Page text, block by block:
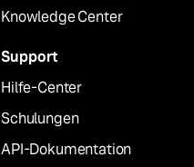
Knowledge Center
Support
Hilfe-Center
Schulungen
API-Dokumentation